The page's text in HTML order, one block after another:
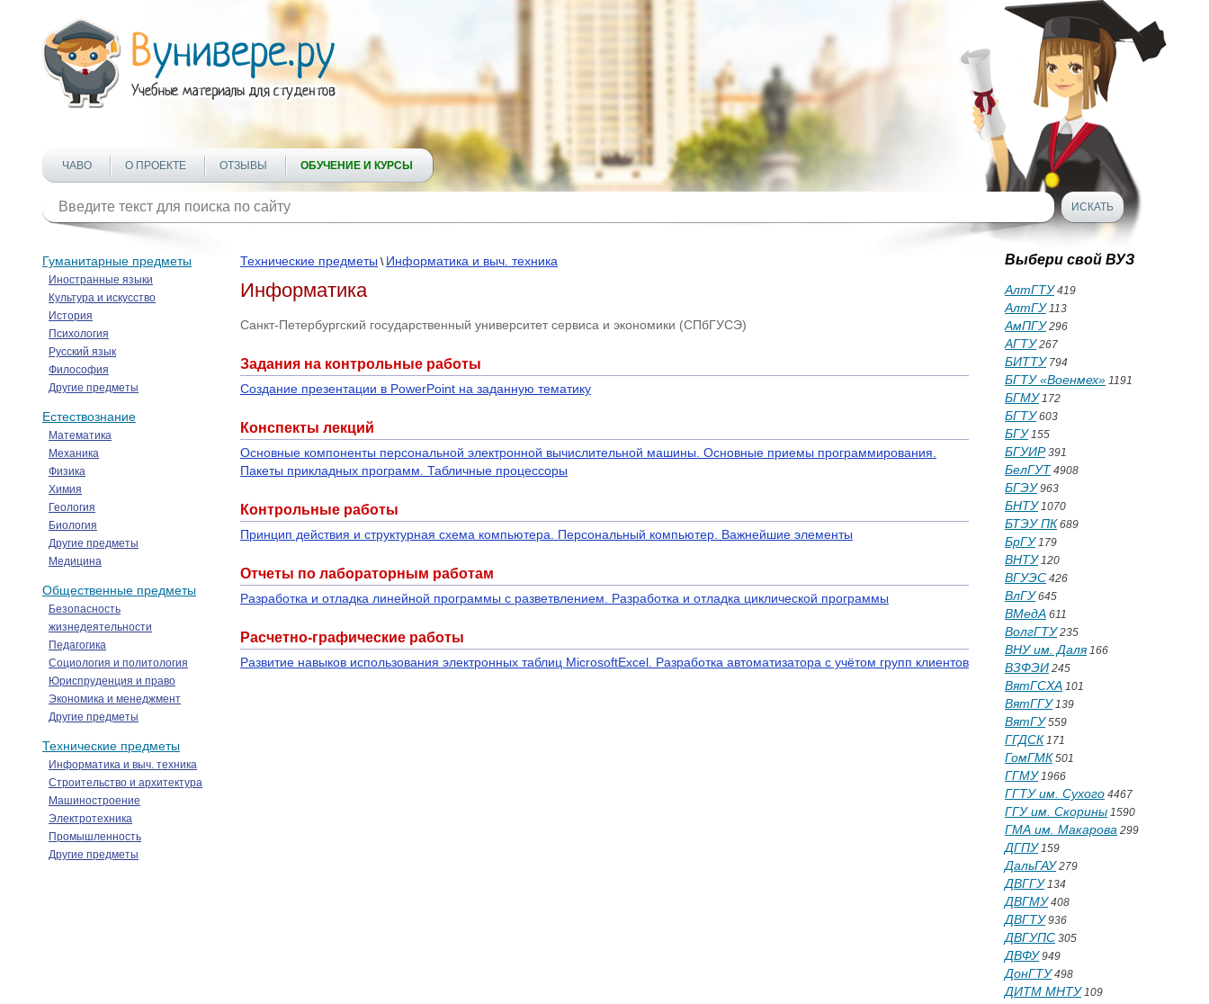
ЧАВО О ПРОЕКТЕ ОТЗЫВЫ ОБУЧЕНИЕ И КУРСЫ
Гуманитарные предметы
Иностранные языки
Культура и искусство
История
Психология
Русский язык
Философия
Другие предметы
Естествознание
Математика
Механика
Физика
Химия
Геология
Биология
Другие предметы
Медицина
Общественные предметы
Безопасность
жизнедеятельности
Педагогика
Социология и политология
Юриспруденция и право
Экономика и менеджмент
Другие предметы
Технические предметы
Информатика и выч. техника
Строительство и архитектура
Машиностроение
Электротехника
Промышленность
Другие предметы
Технические предметы \ Информатика и выч. техника
Информатика
Санкт-Петербургский государственный университет сервиса и экономики (СПбГУСЭ)
Задания на контрольные работы
Создание презентации в PowerPoint на заданную тематику
Конспекты лекций
Основные компоненты персональной электронной вычислительной машины. Основные приемы программирования.
Пакеты прикладных программ. Табличные процессоры
Контрольные работы
Принцип действия и структурная схема компьютера. Персональный компьютер. Важнейшие элементы
Отчеты по лабораторным работам
Разработка и отладка линейной программы с разветвлением. Разработка и отладка циклической программы
Расчетно-графические работы
Развитие навыков использования электронных таблиц MicrosoftExcel. Разработка автоматизатора с учётом групп клиентов
Выбери свой ВУЗ
АлтГТУ419
АлтГУ113
АмПГУ296
АГТУ267
БИТТУ794
БГТУ «Военмех» 1191
БГМУ172
БГТУ603
БГУ155
БГУИР391
БелГУТ 4908
БГЭУ963
БНТУ1070
БТЭУ ПК 689
БрГУ179
ВНТУ120
ВГУЭС 426
ВлГУ645
ВМедА 611
ВолгГТУ235
ВНУ им. Даля166
ВЗФЭИ 245
ВятГСХА 101
ВятГГУ139
ВятГУ559
ГГДСК 171
ГомГМК 501
ГГМУ1966
ГГТУ им. Сухого 4467
ГГУ им. Скорины 1590
ГМА им. Макарова 299
ДГПУ159
ДальГАУ279
ДВГГУ134
ДВГМУ408
ДВГТУ936
ДВГУПС 305
ДВФУ949
ДонГТУ498
ДИТМ МНТУ109